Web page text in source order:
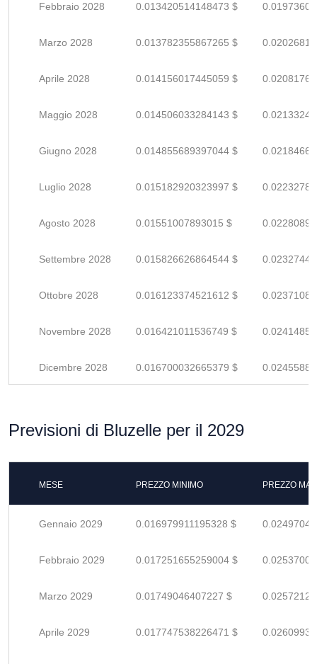
Febbraio 2028 0.013420514148473 $
Marzo 2028 0.013782355867265 $
Aprile 2028 0.014156017445059 $
Maggio 2028 0.014506033284143 $
Giugno 2028 0.014855689397044 $
Luglio 2028 0.015182920323997 $
Agosto 2028 0.01551007893015 $
Settembre 2028 0.015826626864544 $
Ottobre 2028 0.016123374521612 $
Novembre 2028 0.016421011536749 $
Dicembre 2028 0.016700032665379 $
Previsioni di Bluzelle per il 2029
MESE PREZZO MINIMO PREZZO
Gennaio 2029 0.016979911195328 $
Febbraio 2029 0.017251655259004 $
Marzo 2029 0.01749046407227 $
Aprile 2029 0.017747538226471 $